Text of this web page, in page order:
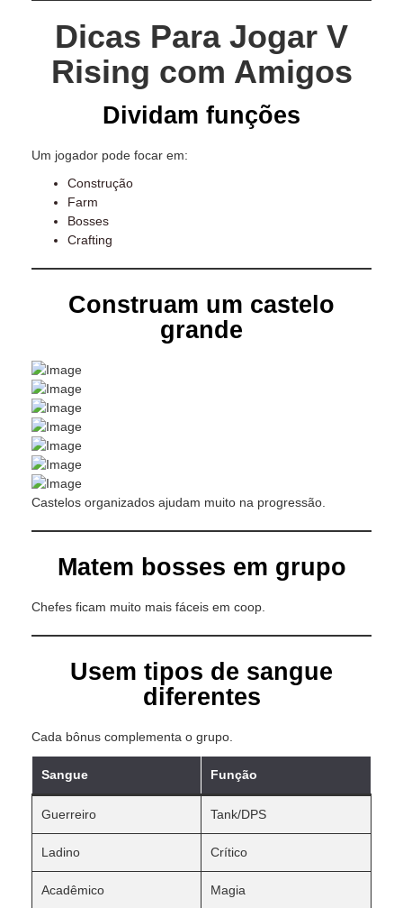
Dicas Para Jogar V
Rising com Amigos
Dividam funções
Um jogador pode focar em:
Construção
Farm
Bosses
Crafting
Construam um castelo
grande
Castelos organizados ajudam muito na progressão.
Matem bosses em grupo
Chefes ficam muito mais fáceis em coop.
Usem tipos de sangue
diferentes
Cada bônus complementa o grupo.
Sangue Função
Guerreiro Tank/DPS
Ladino Crítico
Acadêmico Magia